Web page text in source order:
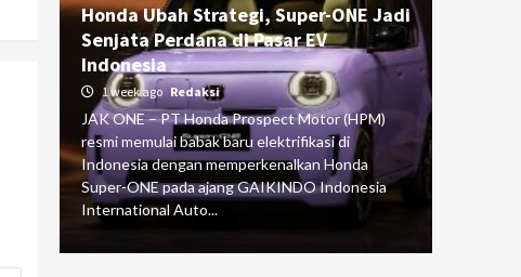
Honda Ubah Strategi, Super-ONE Jadi
Senjata Perdana di Pasar EV
Indonesia
1 week ago Redaksi
JAK ONE – PT Honda Prospect Motor (HPM)
resmi memulai babak baru elektrifikasi di
Indonesia dengan memperkenalkan Honda
Super-ONE pada ajang GAIKINDO Indonesia
International Auto...